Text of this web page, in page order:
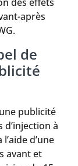
après
de
publicité
à
d’une
avant et